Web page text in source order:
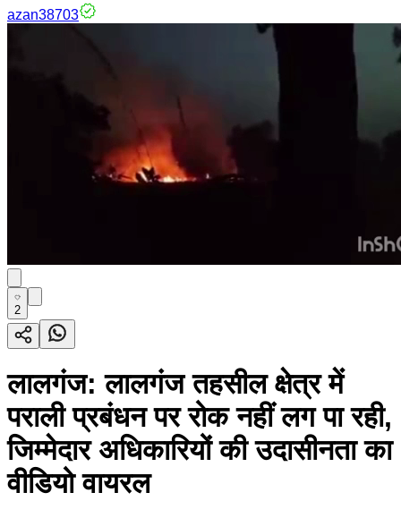
azan38703
2
लालगंज: लालगंज तहसील क्षेत्र में
पराली प्रबंधन पर रोक नहीं लग पा रही,
जिम्मेदार अधिकारियों की उदासीनता का
वीडियो वायरल